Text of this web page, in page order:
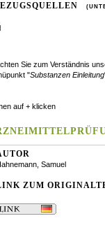
Sie zum Verständnis
"Substanzen Einleitung
auf + klicken
Samuel
ZUM